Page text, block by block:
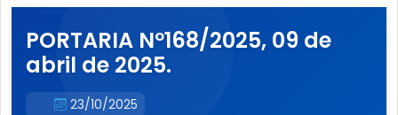
PORTARIA Nº168/2025, 09 de
abril de 2025.
23/10/2025